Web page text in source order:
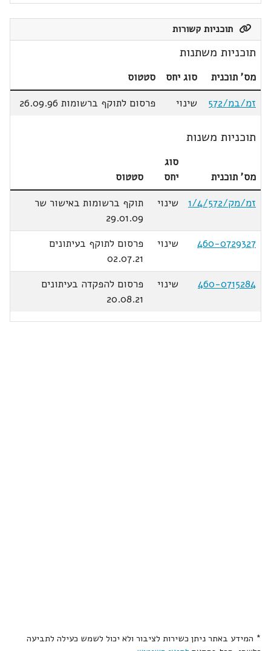
תוכניות קשורות
תוכניות משתנות
מס' תוכנית סוג יחס
סטטוס
זמ/במ/572
שינוי פרסום לתוקף ברשומות 26.09.96
תוכניות משנות
מס' תוכנית
סוג
יחס
סטטוס
זמ/מק/1/4/572
שינוי
תוקף ברשומות באישור שר
29.01.09
460-0729327
שינוי
פרסום לתוקף בעיתונים
02.07.21
460-0715284
שינוי
פרסום להפקדה בעיתונים
20.08.21
* המידע באתר ניתן כשירות לציבור ולא יכול לשמש כעילה לתביעה